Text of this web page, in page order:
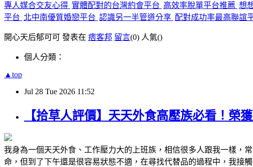
專人媒合交友心得 實體配對的台灣約會平台 高效率脫單平台推薦 想
平台 北中南優質婚戀平台 認識另一半管道分享 配對成功率最高聯誼
開心天后郁可可 發表在 痞客邦 留言(0) 人氣()
個人分類：
▲top
Jul 28 Tue 2026 11:52
【拾草人評價】天天外食高壓族必看！榮
我身為一個天天外食、工作壓力大的上班族，相信很多人跟我一樣，
命，但到了下午還是很容易狀態不適，在尋找代替品的過程中，我接